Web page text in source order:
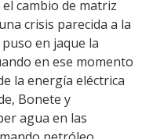
cambio de matriz
crisis parecida a la
en jaque la
en ese momento
la energía eléctrica
Bonete y
agua en las